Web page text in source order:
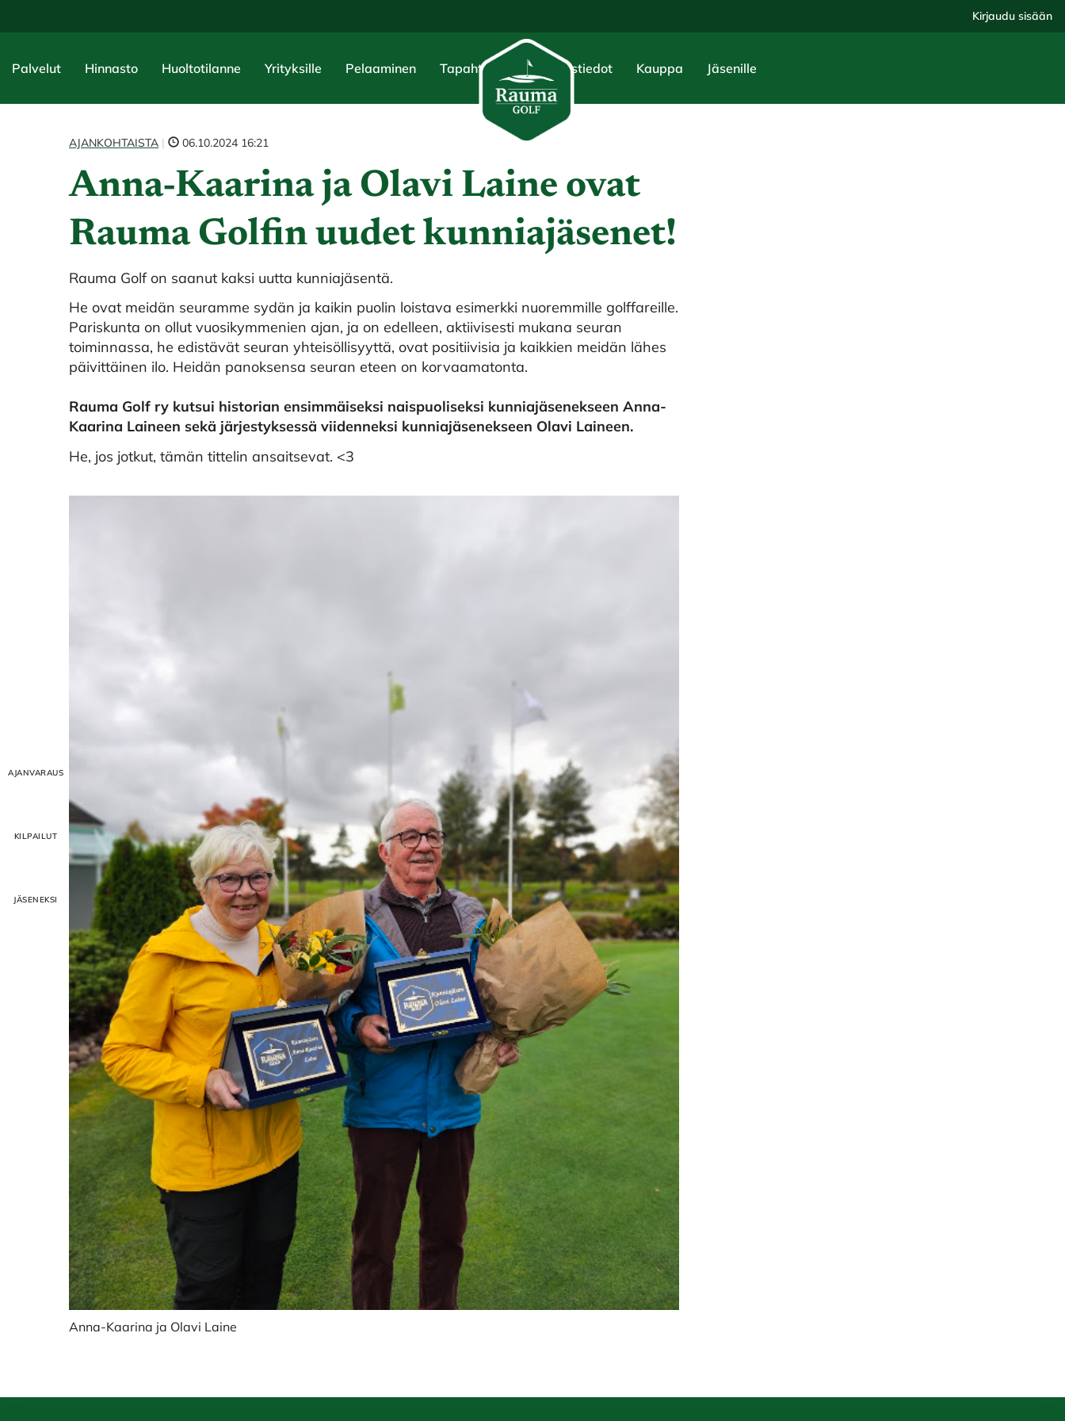
Kirjaudu sisään
Palvelut Hinnasto Huoltotilanne Yrityksille Pelaaminen Tapahtumat Yhteystiedot Kauppa Jäsenille
AJANKOHTAISTA | 06.10.2024 16:21
Anna-Kaarina ja Olavi Laine ovat
Rauma Golfin uudet kunniajäsenet!
Rauma Golf on saanut kaksi uutta kunniajäsentä.
He ovat meidän seuramme sydän ja kaikin puolin loistava esimerkki nuoremmille golffareille.
Pariskunta on ollut vuosikymmenien ajan, ja on edelleen, aktiivisesti mukana seuran
toiminnassa, he edistävät seuran yhteisöllisyyttä, ovat positiivisia ja kaikkien meidän lähes
päivittäinen ilo. Heidän panoksensa seuran eteen on korvaamatonta.
Rauma Golf ry kutsui historian ensimmäiseksi naispuoliseksi kunniajäsenekseen Anna-
Kaarina Laineen sekä järjestyksessä viidenneksi kunniajäsenekseen Olavi Laineen.
He, jos jotkut, tämän tittelin ansaitsevat. <3
Anna-Kaarina ja Olavi Laine